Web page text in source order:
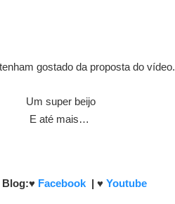
gostado da proposta do vídeo.
Um super beijo
E até mais…
Blog:♥ Facebook | ♥ Youtube